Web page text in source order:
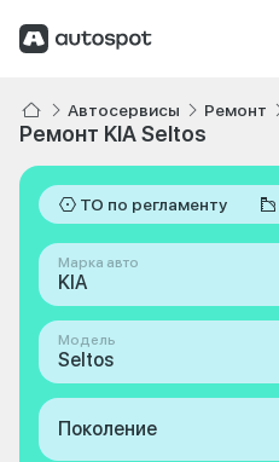
Автосервисы Ремонт
Ремонт KIA Seltos
ТО по регламенту
Марка авто
KIA
Модель
Seltos
Поколение